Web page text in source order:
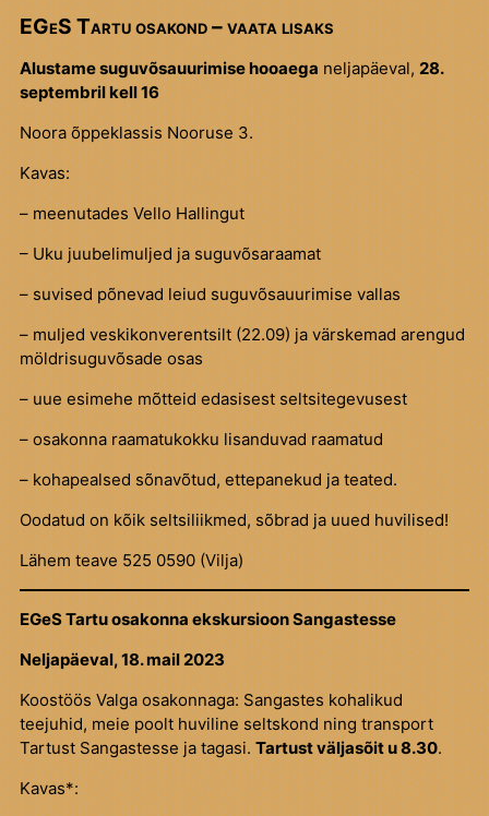
EGeS Tartu osakond – vaata lisaks
Alustame suguvõsauurimise hooaega neljapäeval, 28.
septembril kell 16
Noora õppeklassis Nooruse 3.
Kavas:
– meenutades Vello Hallingut
– Uku juubelimuljed ja suguvõsaraamat
– suvised põnevad leiud suguvõsauurimise vallas
– muljed veskikonverentsilt (22.09) ja värskemad arengud
möldrisuguvõsade osas
– uue esimehe mõtteid edasisest seltsitegevusest
– osakonna raamatukokku lisanduvad raamatud
– kohapealsed sõnavõtud, ettepanekud ja teated.
Oodatud on kõik seltsiliikmed, sõbrad ja uued huvilised!
Lähem teave 525 0590 (Vilja)
EGeS Tartu osakonna ekskursioon Sangastesse
Neljapäeval, 18. mail 2023
Koostöös Valga osakonnaga: Sangastes kohalikud
teejuhid, meie poolt huviline seltskond ning transport
Tartust Sangastesse ja tagasi. Tartust väljasõit u 8.30.
Kavas*: